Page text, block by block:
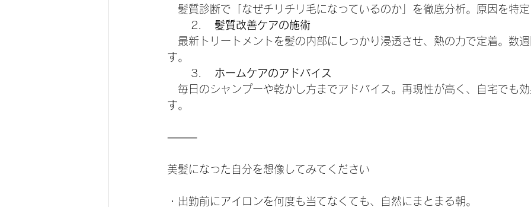
髪質診断で「なぜチリチリ毛になっているのか」を徹底分析。原因を特定
髪質改善ケアの施術
最新トリートメントを髪の内部にしっかり浸透させ、熱の力で定着。数
す。
ホームケアのアドバイス
毎日のシャンプーや乾かし方までアドバイス。再現性が高く、自宅でも
す。
⸻
美髪になった自分を想像してみてください
・出勤前にアイロンを何度も当てなくても、自然にまとまる朝。